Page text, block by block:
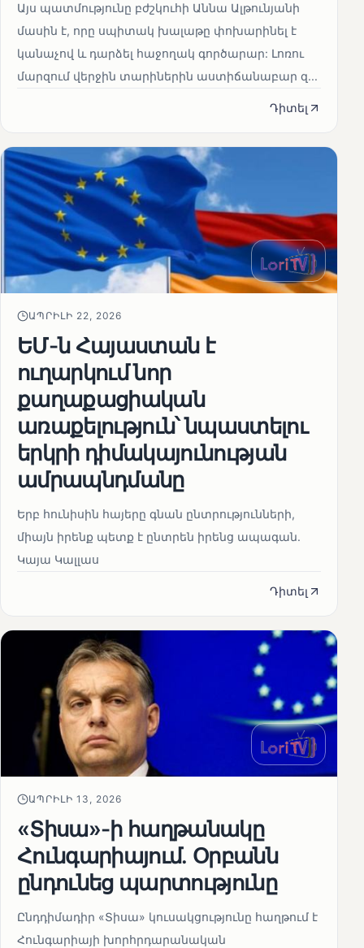
Այս պատմությունը բժշկուհի Աննա Ալթունյանի
մասին է, որը սպիտակ խալաթը փոխարինել է
կանաչով և դարձել հաջողակ գործարար: Լոռու
մարզում վերջին տարիներին աստիճանաբար զ...
Դիտել
ԱՊՐԻԼԻ 22, 2026
ԵՄ-ն Հայաստան է
ուղարկում նոր
քաղաքացիական
առաքելություն՝ նպաստելու
երկրի դիմակայունության
ամրապնդմանը
Երբ հունիսին հայերը գնան ընտրությունների,
միայն իրենք պետք է ընտրեն իրենց ապագան.
Կայա Կալլաս
Դիտել
ԱՊՐԻԼԻ 13, 2026
«Տիսա»-ի հաղթանակը
Հունգարիայում․ Օրբանն
ընդունեց պարտությունը
Ընդդիմադիր «Տիսա» կուսակցությունը հաղթում է
Հունգարիայի խորհրդարանական